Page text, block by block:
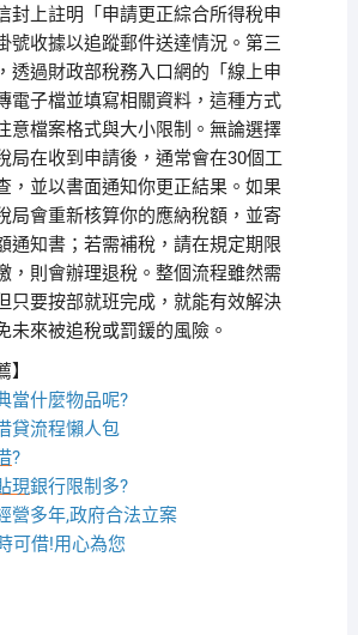
封上註明「申請更正綜合所得稅申
號收據以追蹤郵件送達情況。第三
透過財政部稅務入口網的「線上申
電子檔並填寫相關資料，這種方式
意檔案格式與大小限制。無論選擇
局在收到申請後，通常會在30個工
，並以書面通知你更正結果。如果
局會重新核算你的應納稅額，並寄
通知書；若需補稅，請在規定期限
，則會辦理退稅。整個流程雖然需
只要按部就班完成，就能有效解決
未來被追稅或罰鍰的風險。
】
當什麼物品呢?
貸流程懶人包
?
現銀行限制多?
營多年,政府合法立案
可借!用心為您